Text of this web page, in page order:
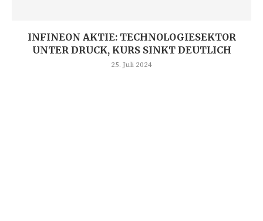
INFINEON AKTIE: TECHNOLOGIESEKTOR
UNTER DRUCK, KURS SINKT DEUTLICH
25. Juli 2024